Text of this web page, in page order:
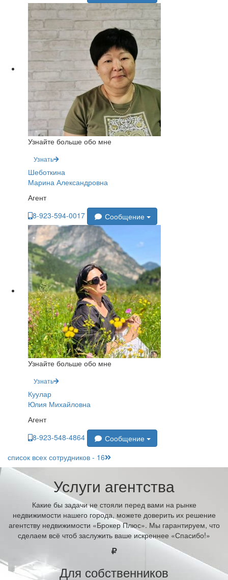
Узнайте больше обо мне
Узнать
Шеботкина
Марина Александровна
Агент
8-923-594-0017
Сообщение
Узнайте больше обо мне
Узнать
Куулар
Юлия Михайловна
Агент
8-923-548-4864
Сообщение
список всех сотрудников - 16
Услуги агентства
Какие бы задачи не стояли перед вами на рынке
недвижимости нашего города, можете доверить их решение
агентству недвижимости «Брокер Плюс». Мы гарантируем, что
сделаем всё чтоб заслужить ваше искреннее «Спасибо!»
Для собственников